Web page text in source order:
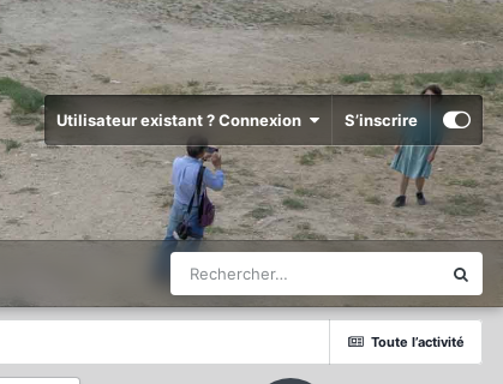
Utilisateur existant ? Connexion S’inscrire
Toute l’activité